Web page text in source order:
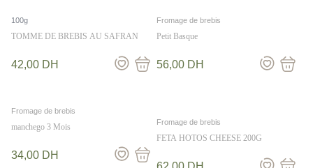
100g
TOMME DE BREBIS AU SAFRAN
42,00 DH
Fromage de brebis
Petit Basque
56,00 DH
Fromage de brebis
manchego 3 Mois
34,00 DH
Fromage de brebis
FETA HOTOS CHEESE 200G